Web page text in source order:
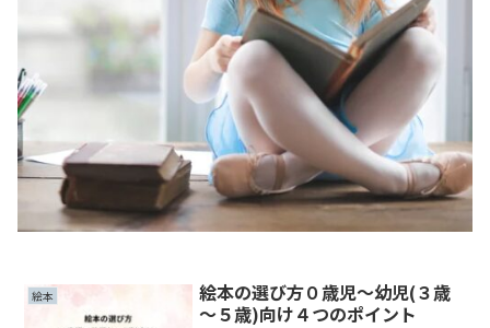
絵本
絵本の選び方０歳児～幼児(３歳
～５歳)向け４つのポイント